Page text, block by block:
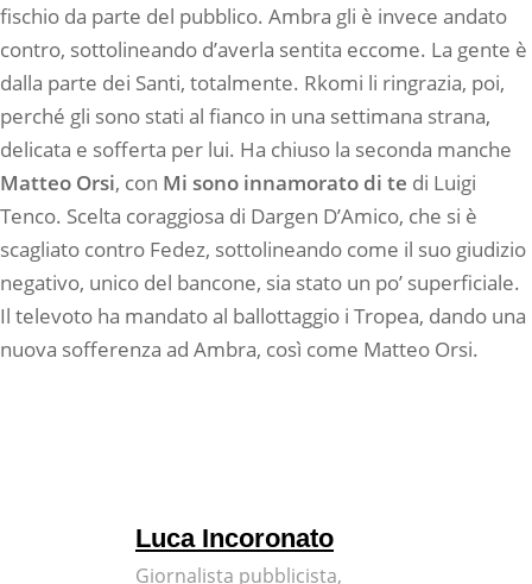
fischio da parte del pubblico. Ambra gli è invece andato
contro, sottolineando d’averla sentita eccome. La gente è
dalla parte dei Santi, totalmente. Rkomi li ringrazia, poi,
perché gli sono stati al fianco in una settimana strana,
delicata e sofferta per lui. Ha chiuso la seconda manche
Matteo Orsi, con Mi sono innamorato di te di Luigi
Tenco. Scelta coraggiosa di Dargen D’Amico, che si è
scagliato contro Fedez, sottolineando come il suo giudizio
negativo, unico del bancone, sia stato un po’ superficiale.
Il televoto ha mandato al ballottaggio i Tropea, dando una
nuova sofferenza ad Ambra, così come Matteo Orsi.
Luca Incoronato
Giornalista pubblicista,